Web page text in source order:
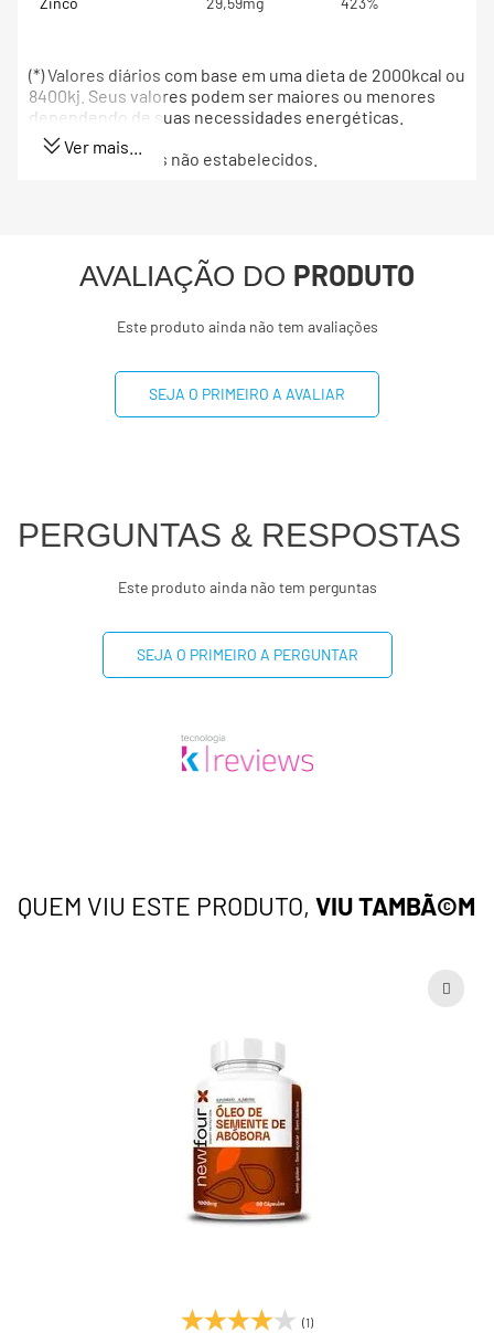
(*) Valores diários com base em uma dieta de 2000kcal ou
8400kj. Seus valores podem ser maiores ou menores
dependendo de suas necessidades energéticas.
(**) Valores diários não estabelecidos.
Ver mais...
AVALIAÇÃO DO PRODUTO
Este produto ainda não tem avaliações
SEJA O PRIMEIRO A AVALIAR
PERGUNTAS & RESPOSTAS
Este produto ainda não tem perguntas
SEJA O PRIMEIRO A PERGUNTAR
QUEM VIU ESTE PRODUTO, VIU TAMBÃ©M
(1)